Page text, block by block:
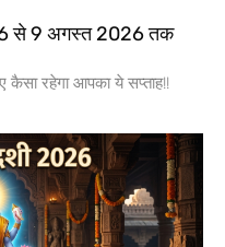
से 9 अगस्त 2026 तक
रहेगा आपका ये सप्ताह!!